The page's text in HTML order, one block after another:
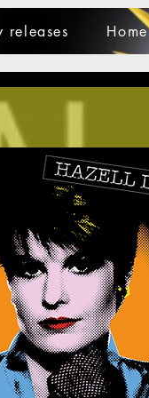
releases Home